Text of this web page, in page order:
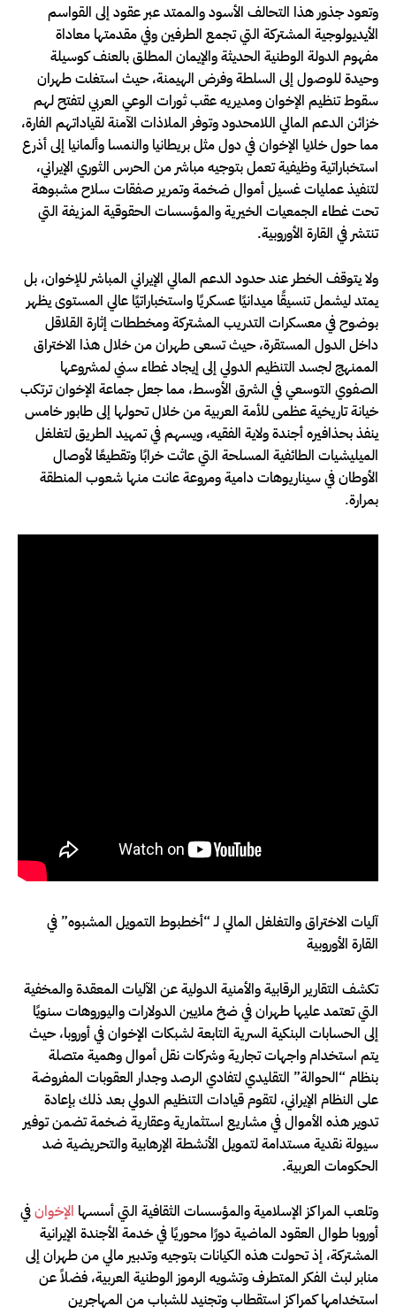
وتعود جذور هذا التحالف الأسود والممتد عبر عقود إلى القواسم
الأيديولوجية المشتركة التي تجمع الطرفين وفي مقدمتها معاداة
مفهوم الدولة الوطنية الحديثة والإيمان المطلق بالعنف كوسيلة
وحيدة للوصول إلى السلطة وفرض الهيمنة، حيث استغلت طهران
سقوط تنظيم الإخوان ومديريه عقب ثورات الوعي العربي لتفتح لهم
خزائن الدعم المالي اللامحدود وتوفر الملاذات الآمنة لقياداتهم الفارة،
مما حول خلايا الإخوان في دول مثل بريطانيا والنمسا وألمانيا إلى أذرع
استخباراتية وظيفية تعمل بتوجيه مباشر من الحرس الثوري الإيراني،
لتنفيذ عمليات غسيل أموال ضخمة وتمرير صفقات سلاح مشبوهة
تحت غطاء الجمعيات الخيرية والمؤسسات الحقوقية المزيفة التي
تنتشر في القارة الأوروبية.
ولا يتوقف الخطر عند حدود الدعم المالي الإيراني المباشر للإخوان، بل
يمتد ليشمل تنسيقًا ميدانيًا عسكريًا واستخباراتيًا عالي المستوى يظهر
بوضوح في معسكرات التدريب المشتركة ومخططات إثارة القلاقل
داخل الدول المستقرة، حيث تسعى طهران من خلال هذا الاختراق
الممنهج لجسد التنظيم الدولي إلى إيجاد غطاء سني لمشروعها
الصفوي التوسعي في الشرق الأوسط، مما جعل جماعة الإخوان ترتكب
خيانة تاريخية عظمى للأمة العربية من خلال تحولها إلى طابور خامس
ينفذ بحذافيره أجندة ولاية الفقيه، ويسهم في تمهيد الطريق لتغلغل
الميليشيات الطائفية المسلحة التي عاثت خرابًا وتقطيعًا لأوصال
الأوطان في سيناريوهات دامية ومروعة عانت منها شعوب المنطقة
بمرارة.
آليات الاختراق والتغلغل المالي لـ “أخطبوط التمويل المشبوه” في
القارة الأوروبية
تكشف التقارير الرقابية والأمنية الدولية عن الآليات المعقدة والمخفية
التي تعتمد عليها طهران في ضخ ملايين الدولارات واليوروهات سنويًا
إلى الحسابات البنكية السرية التابعة لشبكات الإخوان في أوروبا، حيث
يتم استخدام واجهات تجارية وشركات نقل أموال وهمية متصلة
بنظام “الحوالة” التقليدي لتفادي الرصد وجدار العقوبات المفروضة
على النظام الإيراني، لتقوم قيادات التنظيم الدولي بعد ذلك بإعادة
تدوير هذه الأموال في مشاريع استثمارية وعقارية ضخمة تضمن توفير
سيولة نقدية مستدامة لتمويل الأنشطة الإرهابية والتحريضية ضد
الحكومات العربية.
وتلعب المراكز الإسلامية والمؤسسات الثقافية التي أسسها الإخوانفي
أوروبا طوال العقود الماضية دورًا محوريًا في خدمة الأجندة الإيرانية
المشتركة، إذ تحولت هذه الكيانات بتوجيه وتدبير مالي من طهران إلى
منابر لبث الفكر المتطرف وتشويه الرموز الوطنية العربية، فضلاً عن
استخدامها كمراكز استقطاب وتجنيد للشباب من المهاجرين